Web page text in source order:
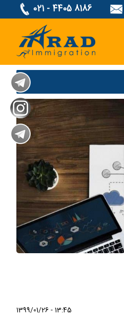
021 - 4405 8186
1399/01/26 - 13:45